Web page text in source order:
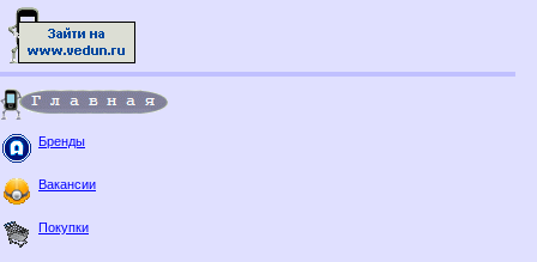
Бренды
Вакансии
Покупки